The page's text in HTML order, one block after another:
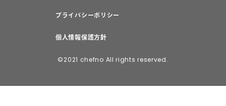
プライバシーポリシー
個人情報保護方針
©2021 chefno All rights reserved.